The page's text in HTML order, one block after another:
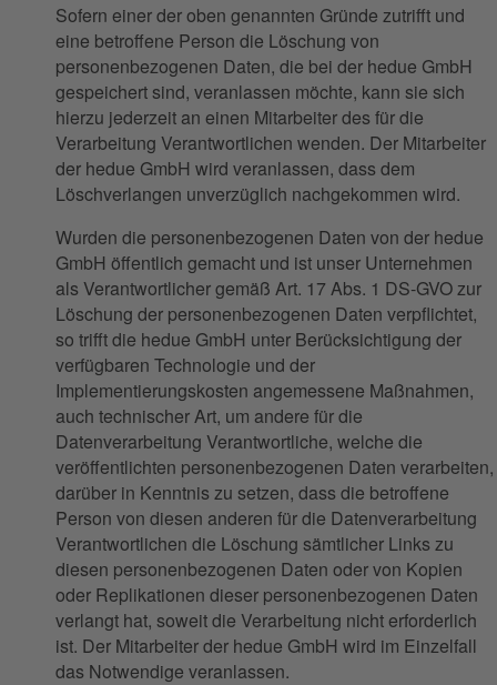
Sofern einer der oben genannten Gründe zutrifft und
eine betroffene Person die Löschung von
personenbezogenen Daten, die bei der hedue GmbH
gespeichert sind, veranlassen möchte, kann sie sich
hierzu jederzeit an einen Mitarbeiter des für die
Verarbeitung Verantwortlichen wenden. Der Mitarbeiter
der hedue GmbH wird veranlassen, dass dem
Löschverlangen unverzüglich nachgekommen wird.
Wurden die personenbezogenen Daten von der hedue
GmbH öffentlich gemacht und ist unser Unternehmen
als Verantwortlicher gemäß Art. 17 Abs. 1 DS-GVO zur
Löschung der personenbezogenen Daten verpflichtet,
so trifft die hedue GmbH unter Berücksichtigung der
verfügbaren Technologie und der
Implementierungskosten angemessene Maßnahmen,
auch technischer Art, um andere für die
Datenverarbeitung Verantwortliche, welche die
veröffentlichten personenbezogenen Daten verarbeiten,
darüber in Kenntnis zu setzen, dass die betroffene
Person von diesen anderen für die Datenverarbeitung
Verantwortlichen die Löschung sämtlicher Links zu
diesen personenbezogenen Daten oder von Kopien
oder Replikationen dieser personenbezogenen Daten
verlangt hat, soweit die Verarbeitung nicht erforderlich
ist. Der Mitarbeiter der hedue GmbH wird im Einzelfall
das Notwendige veranlassen.